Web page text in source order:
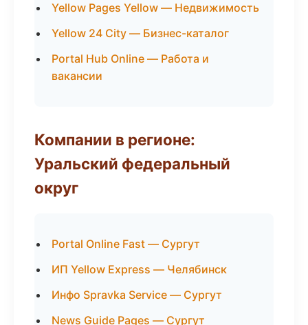
Yellow Pages Yellow — Недвижимость
Yellow 24 City — Бизнес-каталог
Portal Hub Online — Работа и
вакансии
Компании в регионе:
Уральский федеральный
округ
Portal Online Fast — Сургут
ИП Yellow Express — Челябинск
Инфо Spravka Service — Сургут
News Guide Pages — Сургут